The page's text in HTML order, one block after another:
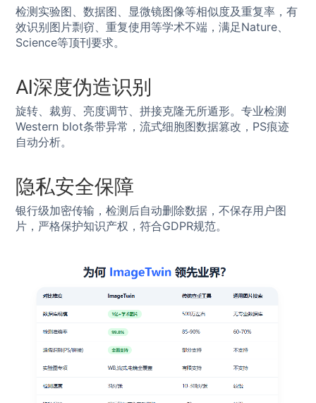
检测实验图、数据图、显微镜图像等相似度及重复率，有
效识别图片剽窃、重复使用等学术不端，满足Nature、
Science等顶刊要求。
AI深度伪造识别
旋转、裁剪、亮度调节、拼接克隆无所遁形。专业检测
Western blot条带异常，流式细胞图数据篡改，PS痕迹
自动分析。
隐私安全保障
银行级加密传输，检测后自动删除数据，不保存用户图
片，严格保护知识产权，符合GDPR规范。